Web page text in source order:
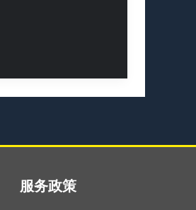
服务政策